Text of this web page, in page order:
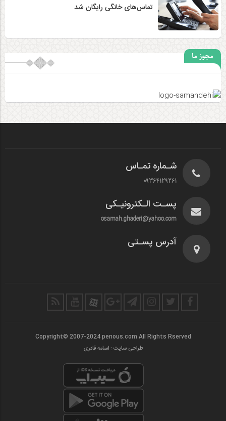
تماس‌های خانگی رایگان شد
مجوز ما
شـماره تمـاس
09364129261
پسـت الـکترونیـکی
osamah.ghaderi@yahoo.com
آدرس پسـتی
Copyright© 2007-2024 penous.com All Rights Rserved
طراحی سایت : اسامه قادری